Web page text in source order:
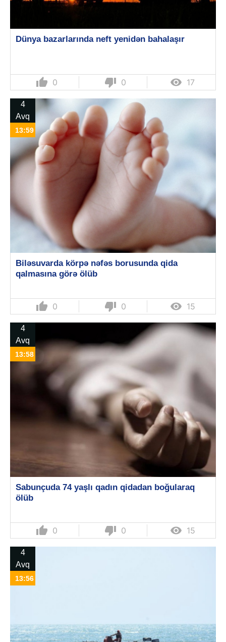
Dünya bazarlarında neft yenidən bahalaşır
thumb_up 0 thumb_down 0  17
4
Avq
13:59
Biləsuvarda körpə nəfəs borusunda qida
qalmasına görə ölüb
thumb_up 0 thumb_down 0  15
4
Avq
13:58
Sabunçuda 74 yaşlı qadın qidadan boğularaq
ölüb
thumb_up 0 thumb_down 0  15
4
Avq
13:56